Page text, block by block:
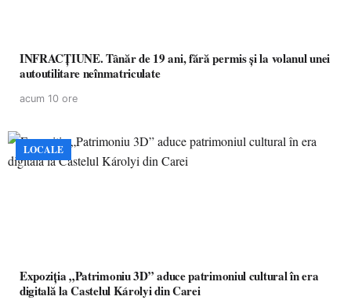
INFRACȚIUNE. Tânăr de 19 ani, fără permis și la volanul unei
autoutilitare neînmatriculate
acum 10 ore
LOCALE
Expoziția „Patrimoniu 3D” aduce patrimoniul cultural în era
digitală la Castelul Károlyi din Carei